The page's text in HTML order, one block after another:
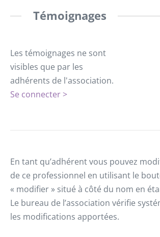
Témoignages
Les témoignages ne sont
visibles que par les
adhérents de l'association.
Se connecter >
En tant qu’adhérent vous pouvez
de ce professionnel en utilisant le
« modifier » situé à côté du nom en
Le bureau de l’association vérifie
les modifications apportées.